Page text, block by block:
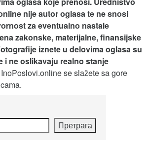
nije autor oglasa te ne snosi
za eventualno nastale
zakonske, materijalne, finansijske
iznete u delovima oglasa su
i ne oslikavaju realno stanje
se slažete sa gore
Претрага